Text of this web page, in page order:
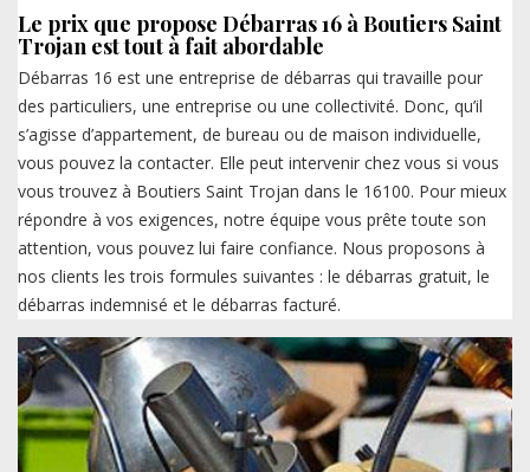
Le prix que propose Débarras 16 à Boutiers Saint
Trojan est tout à fait abordable
Débarras 16 est une entreprise de débarras qui travaille pour
des particuliers, une entreprise ou une collectivité. Donc, qu’il
s’agisse d’appartement, de bureau ou de maison individuelle,
vous pouvez la contacter. Elle peut intervenir chez vous si vous
vous trouvez à Boutiers Saint Trojan dans le 16100. Pour mieux
répondre à vos exigences, notre équipe vous prête toute son
attention, vous pouvez lui faire confiance. Nous proposons à
nos clients les trois formules suivantes : le débarras gratuit, le
débarras indemnisé et le débarras facturé.